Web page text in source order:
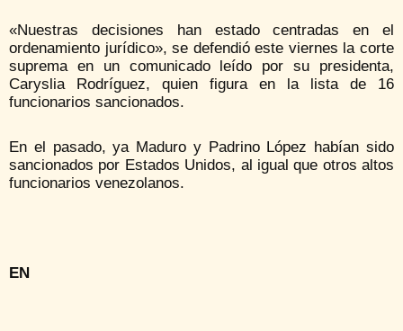
«Nuestras decisiones han estado centradas en el
ordenamiento jurídico», se defendió este viernes la corte
suprema en un comunicado leído por su presidenta,
Caryslia Rodríguez, quien figura en la lista de 16
funcionarios sancionados.
En el pasado, ya Maduro y Padrino López habían sido
sancionados por Estados Unidos, al igual que otros altos
funcionarios venezolanos.
EN